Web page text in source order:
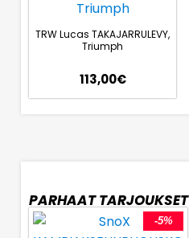
TRW Lucas TAKAJARRULEVY,
Triumph
113,00€
PARHAAT TARJOUKSET
-5%